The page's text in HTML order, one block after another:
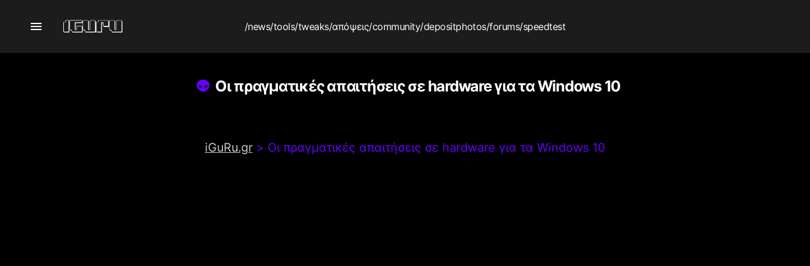
/news/tools/tweaks/απόψεις/community/depositphotos/forums/speedtest
Οι πραγματικές απαιτήσεις σε hardware για τα Windows 10
iGuRu.gr > Οι πραγματικές απαιτήσεις σε hardware για τα Windows 10